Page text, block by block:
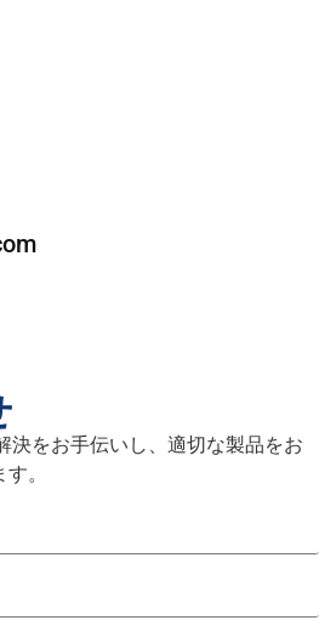
決をお手伝いし、適切な製品をお
。